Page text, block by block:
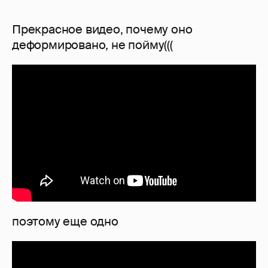
Прекрасное видео, почему оно
деформировано, не пойму(((
поэтому еще одно